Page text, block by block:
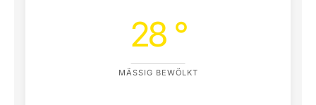
28 °
MÄSSIG BEWÖLKT